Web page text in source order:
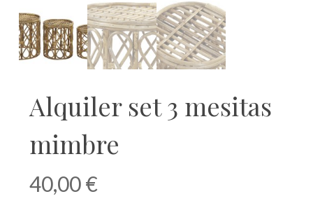
Alquiler set 3 mesitas
mimbre
40,00€